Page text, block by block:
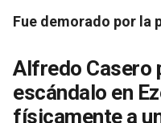
Fue demorado por la
Alfredo Casero
escándalo en
físicamente a